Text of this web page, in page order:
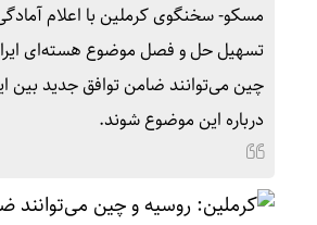
مسکو- سخنگوی کرملین با اعلام
تسهیل حل و فصل موضوع هسته‌ای
چین می‌توانند ضامن توافق جدید بین
درباره این موضوع شوند.